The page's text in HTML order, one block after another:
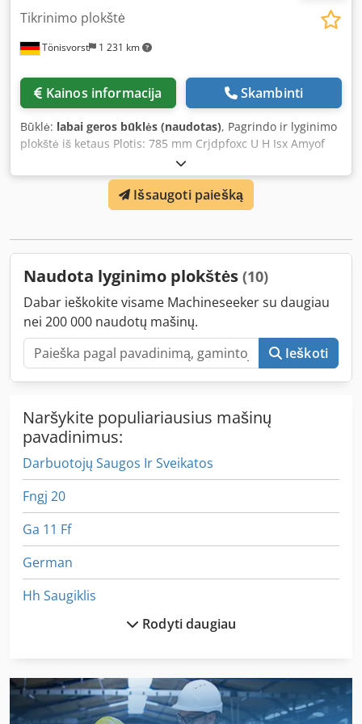
Tönisvorst 1 231 km
Tikrinimo plokštė
Kainos informacija Skambinti
Būklė: labai geros būklės (naudotas), Pagrindo ir lyginimo
plokštė iš ketaus Plotis: 785 mm Crjdpfoxc U H Isx Amyof
Gylis: 595 mm Aukštis: 153 mm Bendras aukštis: 810 mm
Svoris: 330 kg su padėklu
Išsaugoti paiešką
Naudota lyginimo plokštės (10)
Dabar ieškokite visame Machineseeker su daugiau
nei 200 000 naudotų mašinų.
Ieškoti
Naršykite populiariausius mašinų
pavadinimus:
Darbuotojų Saugos Ir Sveikatos
Fngj 20
Ga 11 Ff
German
Hh Saugiklis
Kaip Susisiekti Su Mašina
Rodyti daugiau